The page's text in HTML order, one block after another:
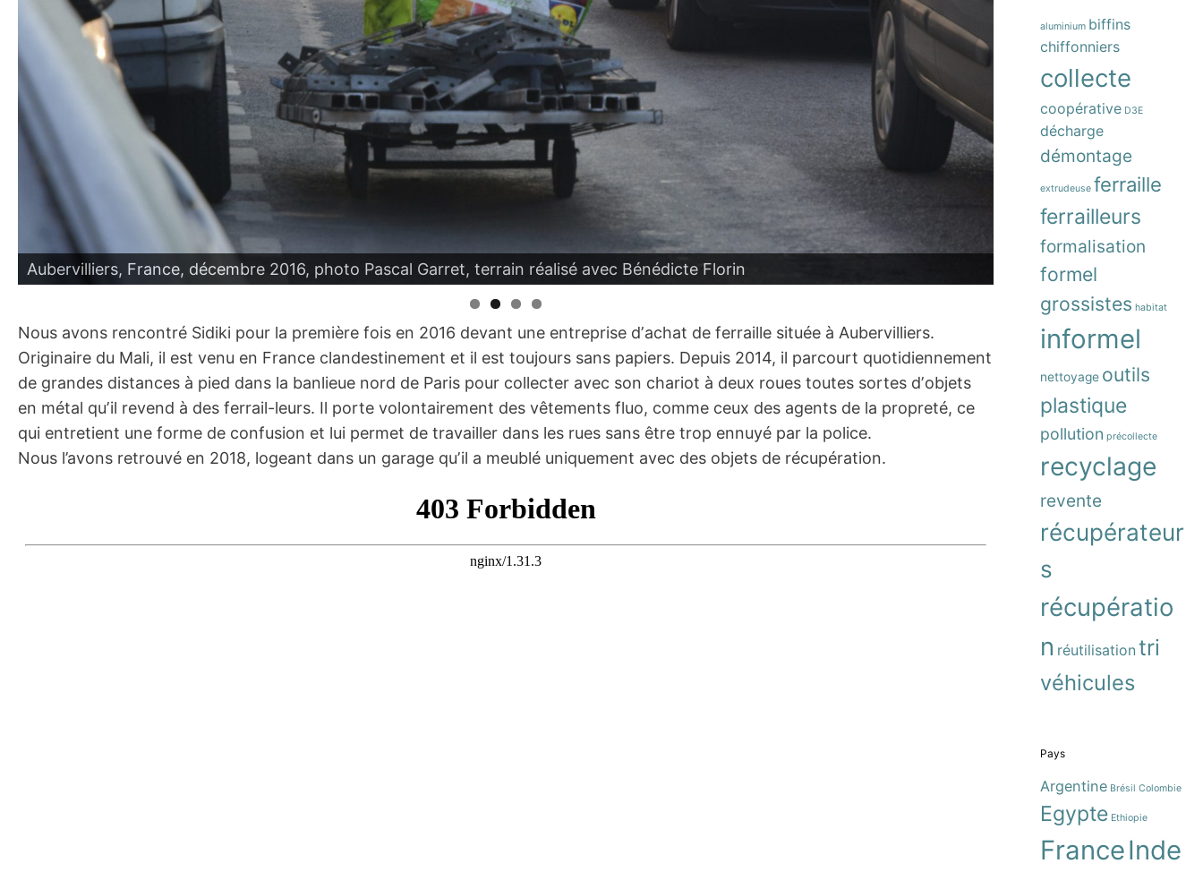
Aubervilliers, France, décembre 2016, photo Pascal Garret, terrain réalisé avec Bénédicte Florin
Nous avons rencontré Sidiki pour la première fois en 2016 devant une entreprise dʼachat de ferraille située à Aubervilliers.
Originaire du Mali, il est venu en France clandestinement et il est toujours sans papiers. Depuis 2014, il parcourt quotidiennement
de grandes distances à pied dans la banlieue nord de Paris pour collecter avec son chariot à deux roues toutes sortes dʼobjets
en métal quʼil revend à des ferrail-leurs. Il porte volontairement des vêtements fluo, comme ceux des agents de la propreté, ce
qui entretient une forme de confusion et lui permet de travailler dans les rues sans être trop ennuyé par la police.
Nous l’avons retrouvé en 2018, logeant dans un garage quʼil a meublé uniquement avec des objets de récupération.
aluminium biffins
chiffonniers
collecte
coopérative D3E
décharge
démontage
extrudeuse ferraille
ferrailleurs
formalisation
formel
grossistes habitat
informel
nettoyage outils
plastique
pollution précollecte
recyclage
revente
récupérateur
s
récupératio
n réutilisation tri
véhicules
Pays
Argentine Brésil Colombie
Egypte Ethiopie
FranceInde